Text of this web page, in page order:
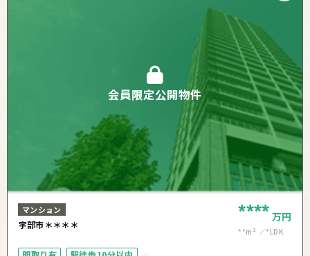
会員限定公開物件
マンション
宇部市＊＊＊＊ **** 万円
**m² *LDK